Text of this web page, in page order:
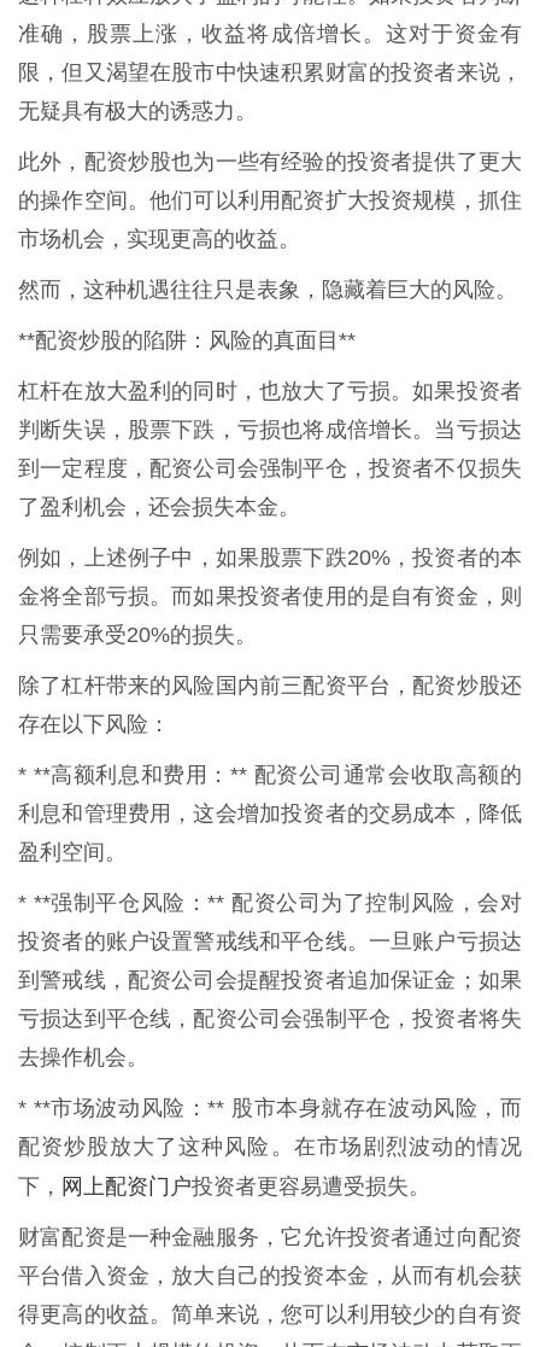
准确，股票上涨，收益将成倍增长。这对于资金有
限，但又渴望在股市中快速积累财富的投资者来说，
无疑具有极大的诱惑力。
此外，配资炒股也为一些有经验的投资者提供了更大
的操作空间。他们可以利用配资扩大投资规模，抓住
市场机会，实现更高的收益。
然而，这种机遇往往只是表象，隐藏着巨大的风险。
**配资炒股的陷阱：风险的真面目**
杠杆在放大盈利的同时，也放大了亏损。如果投资者
判断失误，股票下跌，亏损也将成倍增长。当亏损达
到一定程度，配资公司会强制平仓，投资者不仅损失
了盈利机会，还会损失本金。
例如，上述例子中，如果股票下跌20%，投资者的本
金将全部亏损。而如果投资者使用的是自有资金，则
只需要承受20%的损失。
除了杠杆带来的风险国内前三配资平台，配资炒股还
存在以下风险：
* **高额利息和费用：** 配资公司通常会收取高额的
利息和管理费用，这会增加投资者的交易成本，降低
盈利空间。
* **强制平仓风险：** 配资公司为了控制风险，会对
投资者的账户设置警戒线和平仓线。一旦账户亏损达
到警戒线，配资公司会提醒投资者追加保证金；如果
亏损达到平仓线，配资公司会强制平仓，投资者将失
去操作机会。
* **市场波动风险：** 股市本身就存在波动风险，而
配资炒股放大了这种风险。在市场剧烈波动的情况
下， 网上配资门户投资者更容易遭受损失。
财富配资是一种金融服务，它允许投资者通过向配资
平台借入资金，放大自己的投资本金，从而有机会获
得更高的收益。简单来说，您可以利用较少的自有资